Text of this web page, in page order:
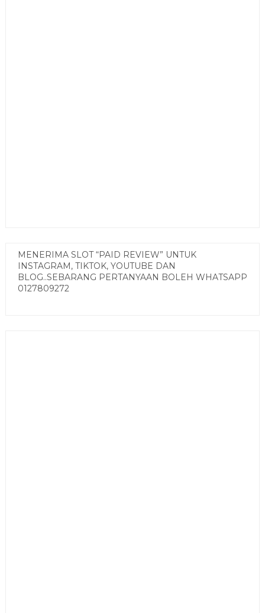
MENERIMA SLOT “PAID REVIEW” UNTUK
INSTAGRAM, TIKTOK, YOUTUBE DAN
BLOG..SEBARANG PERTANYAAN BOLEH WHATSAPP
0127809272